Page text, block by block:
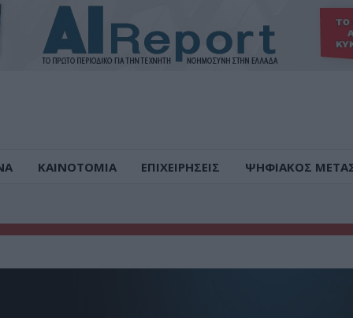
ΚΑΙΝΟΤΟΜΙΑ ΕΠΙΧΕΙΡΗΣΕΙΣ ΨΗΦΙΑΚΟΣ